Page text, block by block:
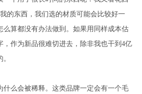
的东西，我们选的材质可能会比较好一
么算都没有办法做到。如果用同样成本估
，作为新品很难切进去，除非我也干到4亿
什么会被稀释。这类品牌一定会有一个毛